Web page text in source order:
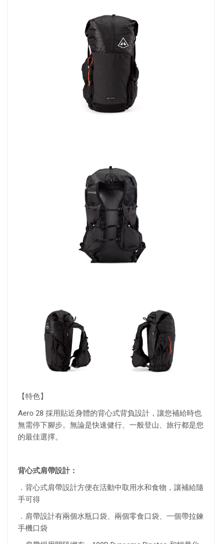
【特色】
Aero 28 採用貼近身體的背心式背負設計，讓您補給時也
無需停下腳步。無論是快速健行、一般登山、旅行都是您
的最佳選擇。
背心式肩帶設計：
．背心式肩帶設計方便在活動中取用水和食物，讓補給隨
手可得
．肩帶設計有兩個水瓶口袋、兩個零食口袋、一個帶拉鍊
手機口袋